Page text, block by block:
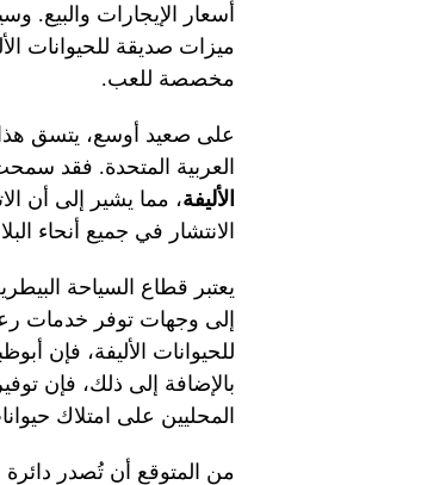
أسعار الإيجارات والبيع.
ميزات صديقة للحيوانات
مخصصة للعب.
على صعيد أوسع، يتسق
العربية المتحدة. فقد
الأليفة، مما يشير إلى أن
الانتشار في جميع أنحاء
يعتبر قطاع السياحة
إلى وجهات توفر خدمات
للحيوانات الأليفة، فإن
بالإضافة إلى ذلك، فإن
المحليين على امتلاك
من المتوقع أن تُصدر دائرة